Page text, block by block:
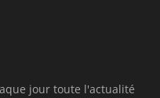
jour toute l'actualité